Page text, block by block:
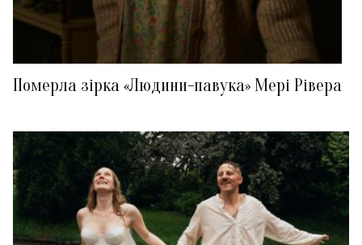
Померла зірка «Людини-павука» Мері Рівера